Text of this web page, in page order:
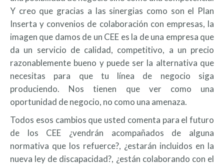
Y creo que gracias a las sinergias como son el Plan
Inserta y convenios de colaboración con empresas, la
imagen que damos de un CEE es la de una empresa que
da un servicio de calidad, competitivo, a un precio
razonablemente bueno y puede ser la alternativa que
necesitas para que tu línea de negocio siga
produciendo. Nos tienen que ver como una
oportunidad de negocio, no como una amenaza.
Todos esos cambios que usted comenta para el futuro
de los CEE ¿vendrán acompañados de alguna
normativa que los refuerce?, ¿estarán incluidos en la
nueva ley de discapacidad?, ¿están colaborando con el